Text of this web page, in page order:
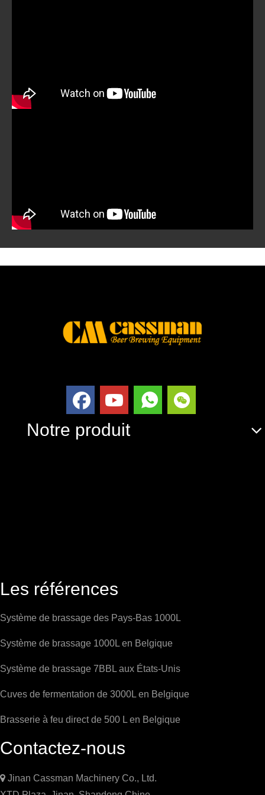
Notre produit
Les références
Système de brassage des Pays-Bas 1000L
Système de brassage 1000L en Belgique
Système de brassage 7BBL aux États-Unis
Cuves de fermentation de 3000L en Belgique
Brasserie à feu direct de 500 L en Belgique
Contactez-nous
 Jinan Cassman Machinery Co., Ltd.